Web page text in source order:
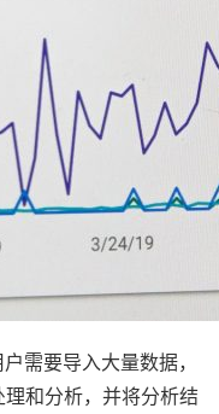
需要导入大量数据，
和分析，并将分析结